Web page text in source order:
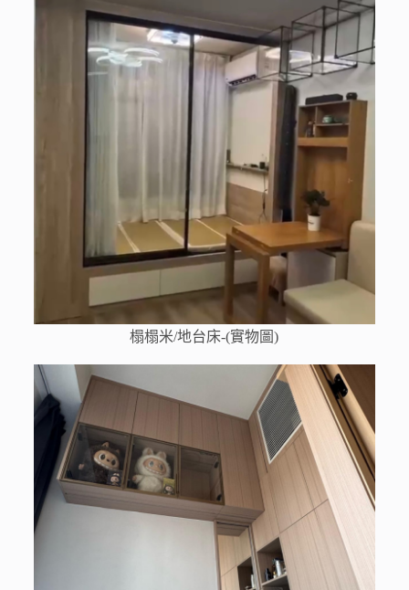
榻榻米/地台床-(實物圖)